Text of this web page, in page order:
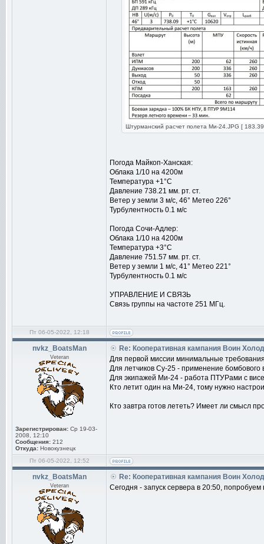
Штурманский расчет полета Ми-24.JPG [
Погода Майкоп-Ханская:
Облака 1/10 на 4200м
Температура +1°С
Давление 738.21 мм. рт. ст.
Ветер у земли 3 м/с, 46° Метео 226°
Турбулентность 0.1 м/с
Погода Сочи-Адлер:
Облака 1/10 на 4200м
Температура +3°С
Давление 751.57 мм. рт. ст.
Ветер у земли 1 м/с, 41° Метео 221°
Турбулентность 0.1 м/с
УПРАВЛЕНИЕ И СВЯЗЬ
Связь группы на частоте 251 МГц.
Пт 06-05-2022, 12:18
nvkz_BoatsMan
Veteran
Зарегистрирован: Ср 19-03-
2008, 12:10
Сообщения: 212
Откуда: Новокузнецк
Re: Кооперативная кампания Воин
Для первой миссии минимальные
Для летчиков Су-25 - применение бомбового
Для экипажей Ми-24 - работа ПТУРами с
Кто летит один на Ми-24, тому нужно
Кто завтра готов лететь? Имеет ли смысл
Пт 06-05-2022, 12:52
nvkz_BoatsMan
Veteran
Re: Кооперативная кампания Воин
Сегодня - запуск сервера в 20:50,